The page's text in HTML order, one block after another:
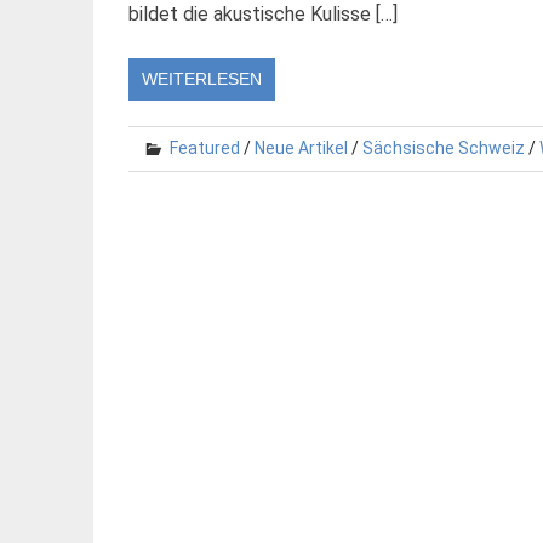
bildet die akustische Kulisse […]
WEITERLESEN
Featured / Neue Artikel / Sächsische Schweiz /